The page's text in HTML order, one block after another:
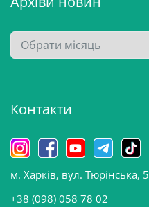
А
р
в
н
о
в
и
Контакти
м. Харків, вул. Тюрінська, 5
+38 (098) 058 78 02